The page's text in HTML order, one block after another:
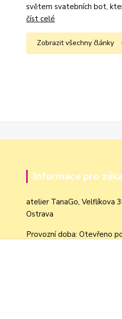
světem svatebních bot,
číst celé
Zobrazit všechny články
Informace pro
atelier TanaGo, Velflíkova
Ostrava
Provozní doba: Otevřeno